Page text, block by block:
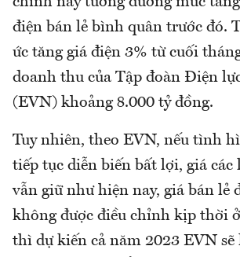
điện bán lẻ bình quân trước đó.
ức tăng giá điện 3% từ cuối
doanh thu của Tập đoàn Điện
(EVN) khoảng 8.000 tỷ đồng.
Tuy nhiên, theo EVN, nếu tình
tiếp tục diễn biến bất lợi, giá
vẫn giữ như hiện nay, giá bán lẻ
không được điều chỉnh kịp thời
thì dự kiến cả năm 2023 EVN sẽ